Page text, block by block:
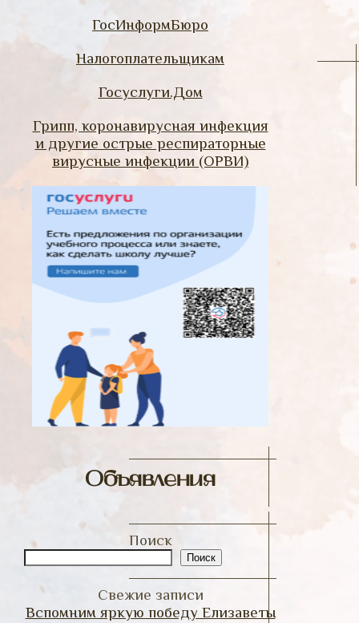
ГосИнформБюро
Налогоплательщикам
Госуслуги.Дом
Грипп, коронавирусная инфекция
и другие острые респираторные
вирусные инфекции (ОРВИ)
Объявления
Поиск
Поиск
Свежие записи
Вспомним яркую победу Елизаветы